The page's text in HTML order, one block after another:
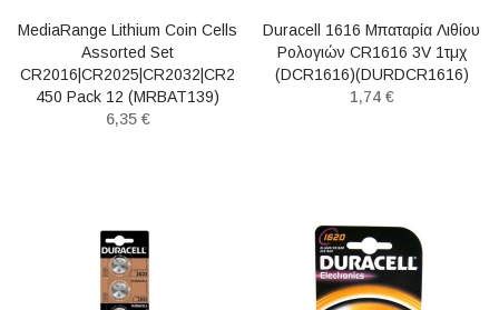
MediaRange Lithium Coin Cells
Assorted Set
CR2016|CR2025|CR2032|CR2
450 Pack 12 (MRBAT139)
6,35 €
Duracell 1616 Μπαταρία Λιθίου
Ρολογιών CR1616 3V 1τμχ
(DCR1616)(DURDCR1616)
1,74 €